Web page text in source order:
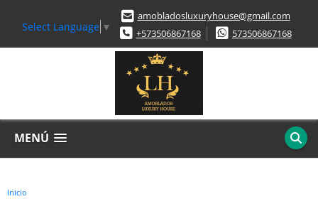
Select Language ▼
amobladosluxuryhouse@gmail.com
+573506867168
573506867168
MENÚ
Inicio